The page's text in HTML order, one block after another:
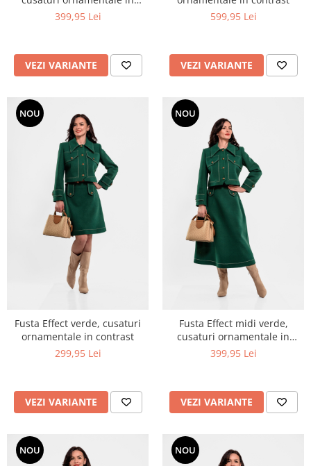
contrast
399,95 Lei
VEZI VARIANTE
599,95 Lei
VEZI VARIANTE
NOU
Fusta Effect verde, cusaturi
ornamentale in contrast
299,95 Lei
VEZI VARIANTE
NOU
Fusta Effect midi verde,
cusaturi ornamentale in
contrast
399,95 Lei
VEZI VARIANTE
NOU NOU